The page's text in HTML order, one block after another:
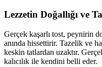
Lezzetin Doğallığı ve
Gerçek kaşarlı tost, peynirin
anında hissettirir. Tazelik ve
keskin tatlardan uzaktır.
kalıcılık ile kendini belli eder.